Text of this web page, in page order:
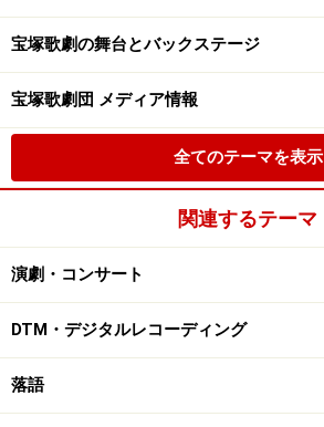
宝塚歌劇の舞台とバックステージ
宝塚歌劇団 メディア情報
全てのテーマを表示
関連するテーマ
演劇・コンサート
DTM・デジタルレコーディング
落語